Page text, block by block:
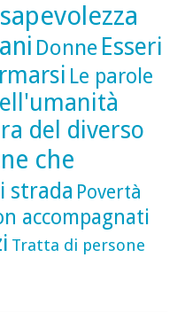
Donne Esseri
Le parole
del diverso
che
strada Povertà
accompagnati
Tratta di persone